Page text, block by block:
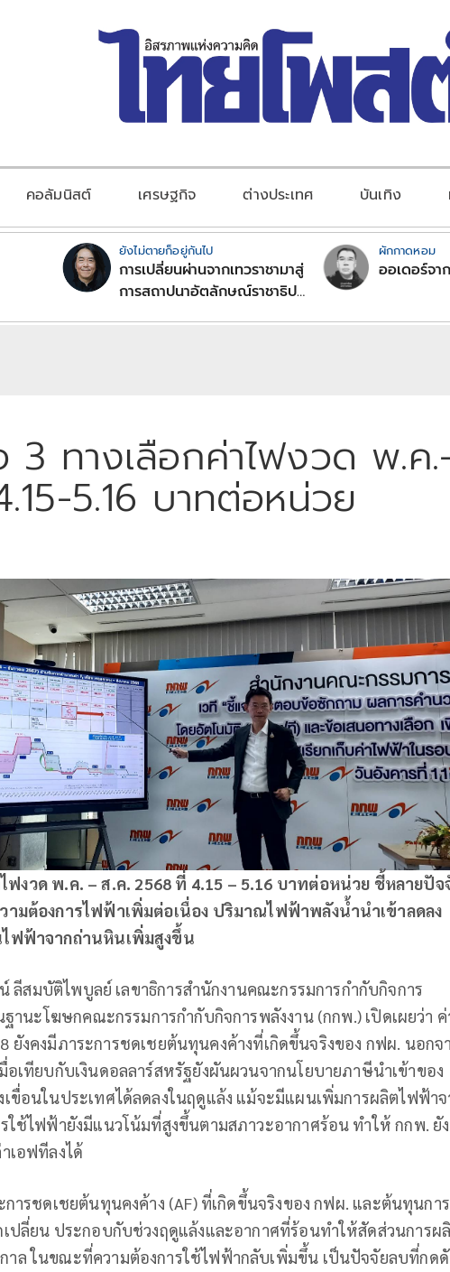
คอลัมนิสต์ เศรษฐกิจ ต่างประเทศ บันเทิง
ยังไม่ตายก็อยู่กันไป
การเปลี่ยนผ่านจากเทวราชามาสู่
การสถาปนาอัตลักษณ์ราชาธิป
ผักกาดหอม
ออเดอร์จา
3 ทางเลือกค่าไฟงวด พ.ค
5.16 บาทต่อหน่วย
ไฟงวด พ.ค. – ส.ค. 2568 ที่ 4.15 – 5.16 บาทต่อหน่วย ชี้หลายปัจ
มต้องการไฟฟ้าเพิ่มต่อเนื่อง ปริมาณไฟฟ้าพลังน้ำนำเข้าลดลง
ฟฟ้าจากถ่านหินเพิ่มสูงขึ้น
สมบัติไพบูลย์ เลขาธิการสำนักงานคณะกรรมการกำกับกิจการ
านะโฆษกคณะกรรมการกำกับกิจการพลังงาน (กกพ.) เปิดเผยว่า ค่
ยังคงมีภาระการชดเชยต้นทุนคงค้างที่เกิดขึ้นจริงของ กฟผ. นอกจ
อเทียบกับเงินดอลลาร์สหรัฐยังผันผวนจากนโยบายภาษีนำเข้าของ
ขื่อนในประเทศได้ลดลงในฤดูแล้ง แม้จะมีแผนเพิ่มการผลิตไฟฟ้าจ
ช้ไฟฟ้ายังมีแนวโน้มที่สูงขึ้นตามสภาวะอากาศร้อน ทำให้ กกพ. ยัง
เอฟทีลงได้
ารชดเชยต้นทุนคงค้าง (AF) ที่เกิดขึ้นจริงของ กฟผ. และต้นทุนการ
ปลี่ยน ประกอบกับช่วงฤดูแล้งและอากาศที่ร้อนทำให้สัดส่วนการผ
าล ในขณะที่ความต้องการใช้ไฟฟ้ากลับเพิ่มขึ้น เป็นปัจจัยลบที่กด